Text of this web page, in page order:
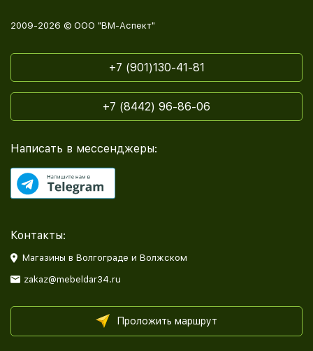
2009-2026 © ООО "ВМ-Аспект"
+7 (901)130-41-81
+7 (8442) 96-86-06
Написать в мессенджеры:
Контакты:
Магазины в Волгограде и Волжском
zakaz@mebeldar34.ru
Проложить маршрут